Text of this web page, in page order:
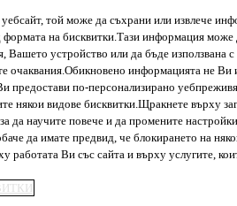
Услуги и Обучения
Хидроизолации под плочки
уебсайт, той може да съхрани или извлече
формата на бисквитки.Тази информация може
устройство или да бъде използвана с
очаквания.Обикновено информацията не Ви
предостави по-персонализирано
някои видове бисквитки.Щракнете върху
да научите повече и да промените
да имате предвид, че блокирането на
работата Ви със сайта и върху услугите,